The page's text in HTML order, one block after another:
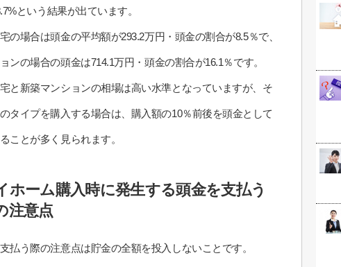
という結果が出ています。
の場合は頭金の平均額が293.2万円・頭金の割合が8.5％で、
ンの場合の頭金は714.1万円・頭金の割合が16.1％です。
と新築マンションの相場は高い水準となっていますが、そ
タイプを購入する場合は、購入額の10％前後を頭金として
ことが多く見られます。
ホーム購入時に発生する頭金を支払う
注意点
払う際の注意点は貯金の全額を投入しないことです。